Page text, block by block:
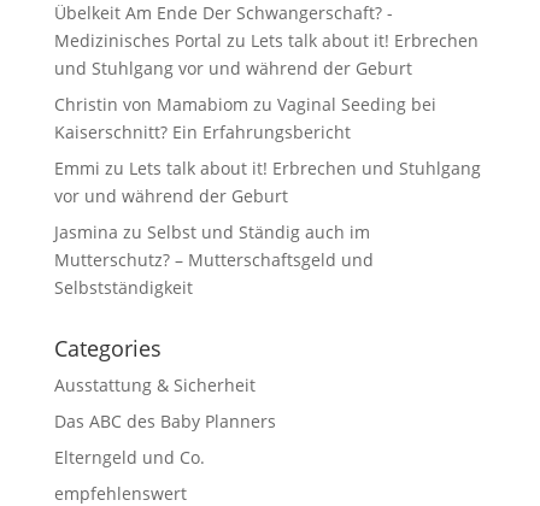
Übelkeit Am Ende Der Schwangerschaft? -
Medizinisches Portal zu Lets talk about it! Erbrechen
und Stuhlgang vor und während der Geburt
Christin von Mamabiom zu Vaginal Seeding bei
Kaiserschnitt? Ein Erfahrungsbericht
Emmi zu Lets talk about it! Erbrechen und Stuhlgang
vor und während der Geburt
Jasmina zu Selbst und Ständig auch im
Mutterschutz? – Mutterschaftsgeld und
Selbstständigkeit
Categories
Ausstattung & Sicherheit
Das ABC des Baby Planners
Elterngeld und Co.
empfehlenswert